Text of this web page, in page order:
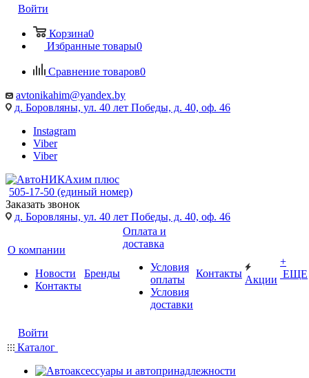
Войти
Корзина0
Избранные товары0
Сравнение товаров0
avtonikahim@yandex.by
д. Боровляны, ул. 40 лет Победы, д. 40, оф. 46
Instagram
Viber
Viber
505-17-50 (единый номер)
Заказать звонок
д. Боровляны, ул. 40 лет Победы, д. 40, оф. 46
О компании
Новости
Контакты
Бренды
Оплата и
доставка
Условия
оплаты
Условия
доставки
Контакты
Акции
+
ЕЩЕ
Войти
Каталог